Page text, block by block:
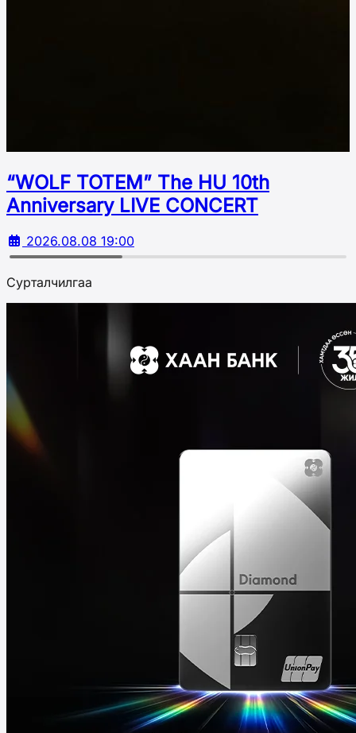
“WOLF TOTEM” The HU 10th
Аnniversary LIVE CONCERT
2026.08.08 19:00
Сурталчилгаа